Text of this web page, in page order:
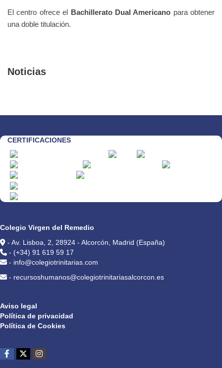
El centro ofrece el Bachillerato Dual Americano para obtener
una doble titulación.
Noticias
CERTIFICACIONES
Colegio Virgen del Remedio
- Av. Lisboa, 2, 28924 - Alcorcón, Madrid (España)
- (+34) 91 619 59 17
- info@colegiotrinitarias.com
- recursoshumanos@colegiotrinitariasalcorcon.es
Aviso legal
Política de privacidad
Política de Cookies